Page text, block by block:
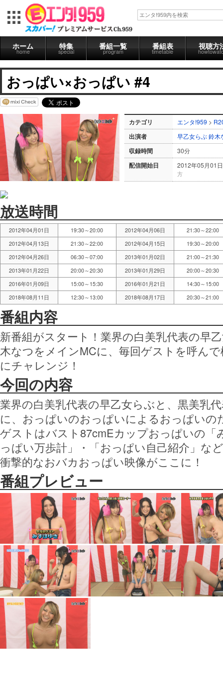
ホーム
home
特集
special
番組一覧
program
番組表
timetable
視聴方
おっぱい×おっぱい #4
カテゴリ エンタ!959 >
出演者 早乙女らぶ鈴木
収録時間 30分
配信開始日 2012年05月01日
方
放送時間
2012年04月01日 19:30～20:00 2012年04月06日
21:30～22:00
2012年04月13日
21:30～22:00 2012年04月15日
19:30～20:00
2012年04月26日
06:30～07:00 2013年01月02日
21:00～21:30
2013年01月22日
20:00～20:30 2013年01月29日
20:00～20:30
2016年01月09日
15:00～15:30 2016年01月21日
14:30～15:00
2018年08月11日
12:30～13:00 2018年08月17日 20:30～21:00
番組内容
新番組がスタート！業界の白美乳代表の早
木なつをメインMCに、毎回ゲストを呼ん
にチャレンジ！
今回の内容
業界の白美乳代表の早乙女らぶと、黒美乳
に、おっぱいのおっぱいによるおっぱいの
ゲストはバスト87cmEカップおっぱいの「
っぱい万歩計」・「おっぱい自己紹介」な
衝撃的なおバカおっぱい映像がここに！
番組プレビュー